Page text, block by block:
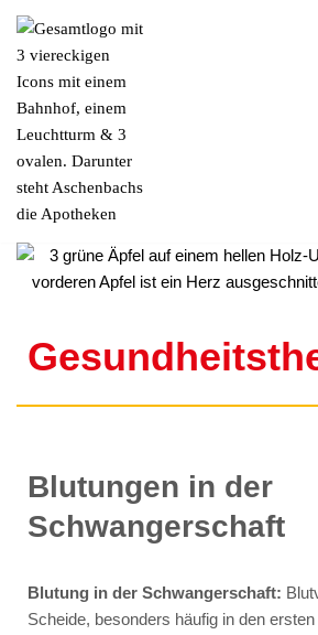
Zum
Inhalt
springen
Blutungen in der
Schwangerschaft
Blutung in der Schwangerschaft:
Scheide, besonders häufig in den